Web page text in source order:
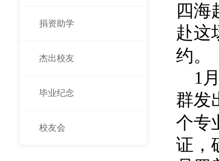
捐资助学
杰出校友
毕业纪念
校友会
四海
赴这
约。
1
群发
个专
证，